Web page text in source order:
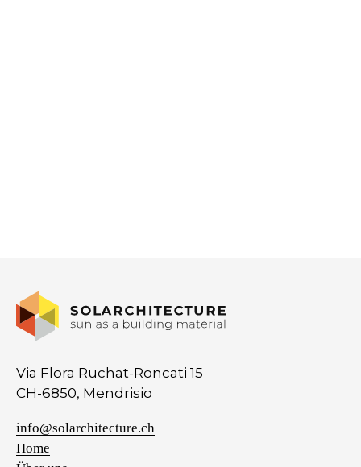
Via Flora Ruchat-Roncati 15
CH-6850, Mendrisio
info@solarchitecture.ch
Home